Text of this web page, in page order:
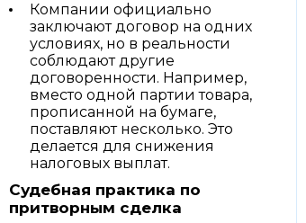
Компании официально
заключают договор на одних
условиях, но в реальности
соблюдают другие
договоренности. Например,
вместо одной партии товара,
прописанной на бумаге,
поставляют несколько. Это
делается для снижения
налоговых выплат.
Судебная практика по
притворным сделка